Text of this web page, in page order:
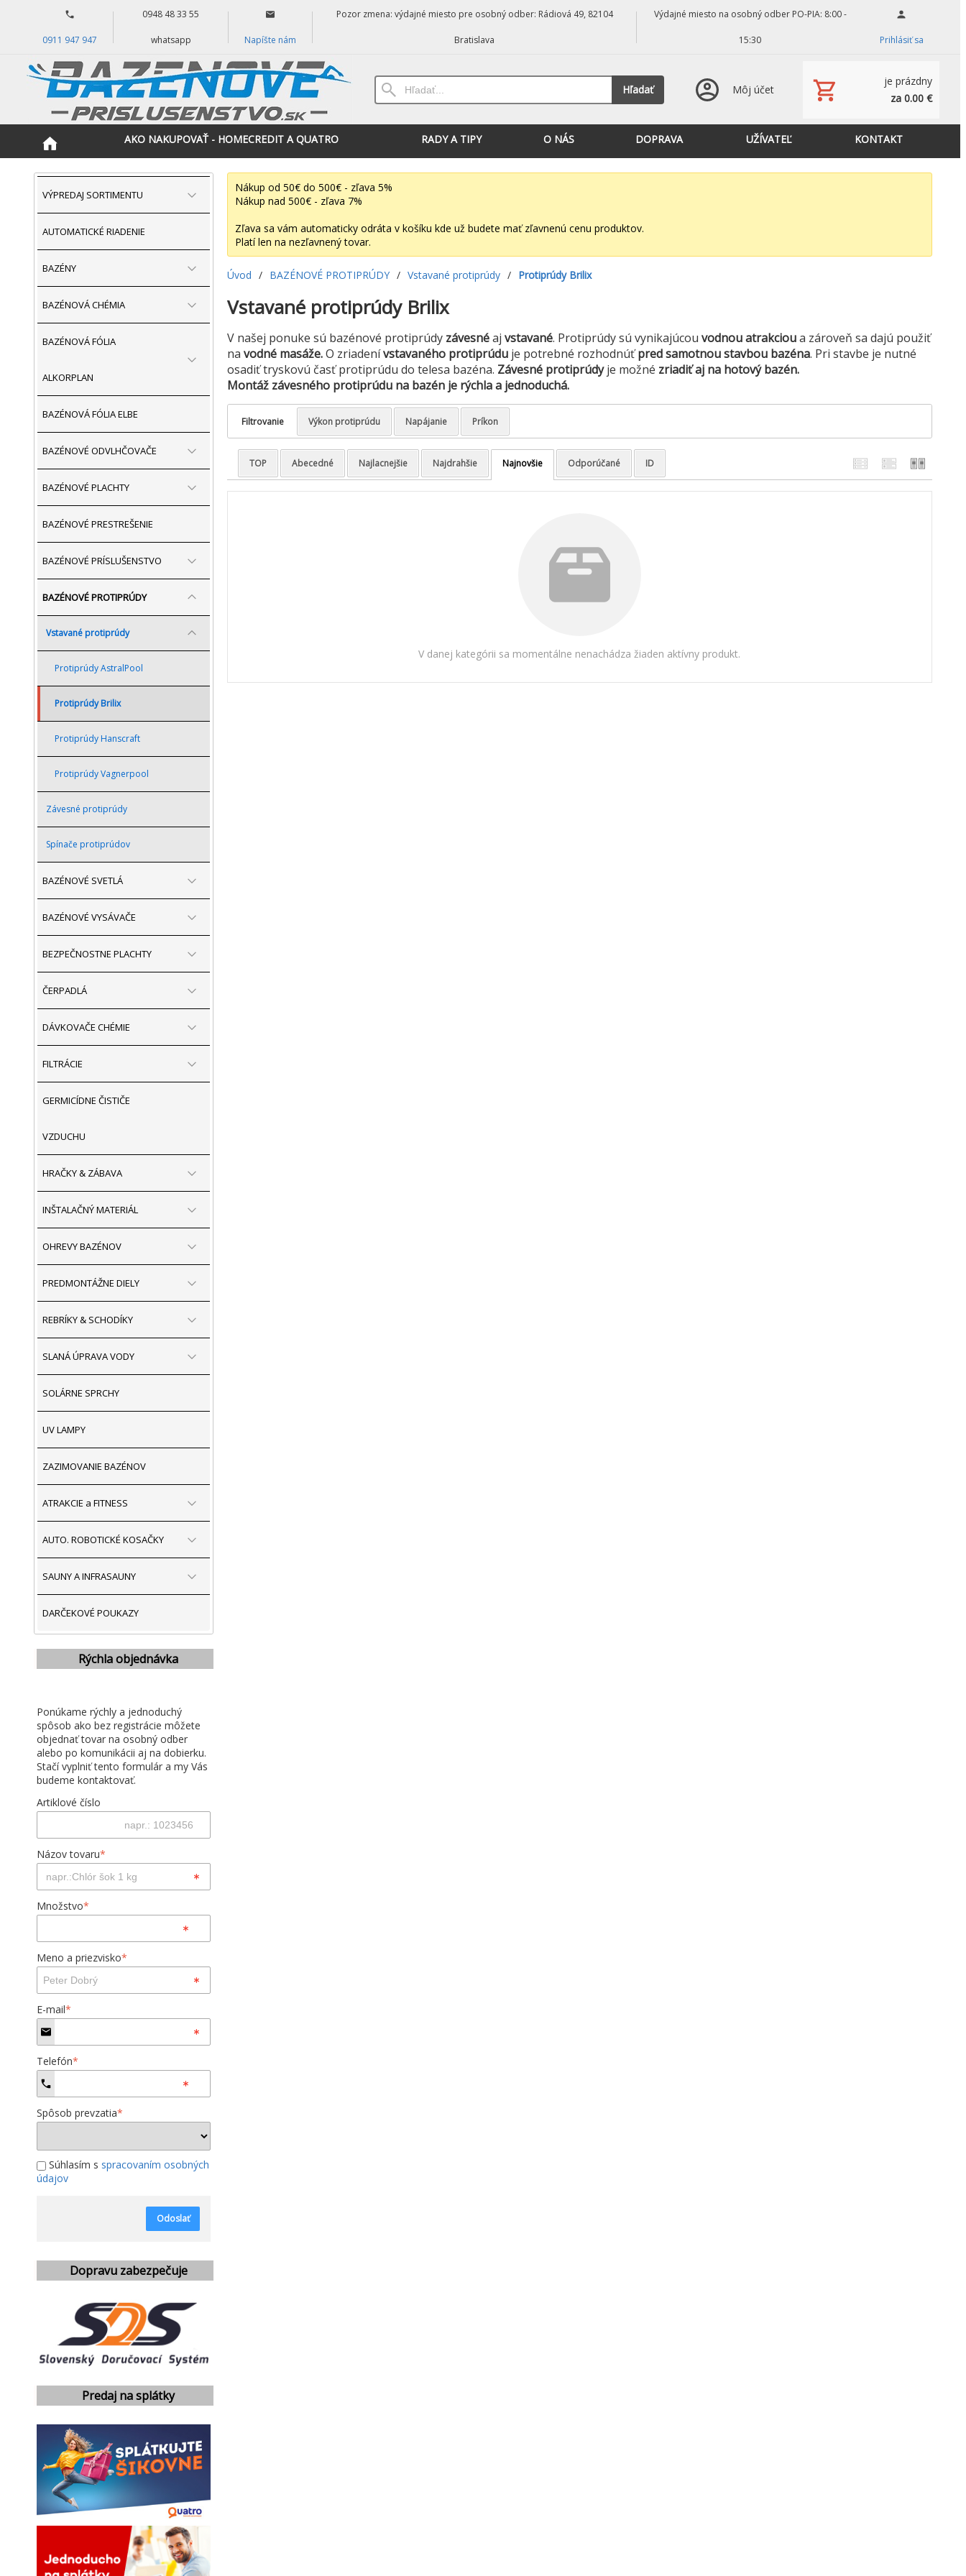
0911 947 947
0948 48 33 55
whatsapp Napíšte nám
Pozor zmena: výdajné miesto pre osobný odber: Rádiová 49, 82104
Bratislava
Výdajné miesto na osobný odber PO-PIA: 8:00 -
15:30 Prihlásiť sa
Hľadať Môj účet
je prázdny
za 0.00 €
AKO NAKUPOVAŤ - HOMECREDIT A QUATRO RADY A TIPY O NÁS DOPRAVA UŽÍVATEĽ KONTAKT
VÝPREDAJ SORTIMENTU
AUTOMATICKÉ RIADENIE
BAZÉNY
BAZÉNOVÁ CHÉMIA
BAZÉNOVÁ FÓLIA
ALKORPLAN
BAZÉNOVÁ FÓLIA ELBE
BAZÉNOVÉ ODVLHČOVAČE
BAZÉNOVÉ PLACHTY
BAZÉNOVÉ PRESTREŠENIE
BAZÉNOVÉ PRÍSLUŠENSTVO
BAZÉNOVÉ PROTIPRÚDY
Vstavané protiprúdy
Protiprúdy AstralPool
Protiprúdy Brilix
Protiprúdy Hanscraft
Protiprúdy Vagnerpool
Závesné protiprúdy
Spínače protiprúdov
BAZÉNOVÉ SVETLÁ
BAZÉNOVÉ VYSÁVAČE
BEZPEČNOSTNE PLACHTY
ČERPADLÁ
DÁVKOVAČE CHÉMIE
FILTRÁCIE
GERMICÍDNE ČISTIČE
VZDUCHU
HRAČKY & ZÁBAVA
INŠTALAČNÝ MATERIÁL
OHREVY BAZÉNOV
PREDMONTÁŽNE DIELY
REBRÍKY & SCHODÍKY
SLANÁ ÚPRAVA VODY
SOLÁRNE SPRCHY
UV LAMPY
ZAZIMOVANIE BAZÉNOV
ATRAKCIE a FITNESS
AUTO. ROBOTICKÉ KOSAČKY
SAUNY A INFRASAUNY
DARČEKOVÉ POUKAZY
Rýchla objednávka
Ponúkame rýchly a jednoduchý
spôsob ako bez registrácie môžete
objednať tovar na osobný odber
alebo po komunikácii aj na dobierku.
Stačí vyplniť tento formulár a my Vás
budeme kontaktovať.
Artiklové číslo
Názov tovaru*
Množstvo*
Meno a priezvisko*
E-mail*
Telefón*
Spôsob prevzatia*
Súhlasím s spracovaním osobných
údajov
Odoslať
Dopravu zabezpečuje
Predaj na splátky
Nákup od 50€ do 500€ - zľava 5%
Nákup nad 500€ - zľava 7%
Zľava sa vám automaticky odráta v košíku kde už budete mať zľavnenú cenu produktov.
Platí len na nezľavnený tovar.
Úvod / BAZÉNOVÉ PROTIPRÚDY / Vstavané protiprúdy / Protiprúdy Brilix
Vstavané protiprúdy Brilix
V našej ponuke sú bazénové protiprúdy závesnéaj vstavané. Protiprúdy sú vynikajúcou vodnou atrakcioua zároveň sa dajú použiť
na vodné masáže.O zriadenívstavaného protiprúduje potrebné rozhodnúťpred samotnou stavbou bazéna. Pri stavbe je nutné
osadiť tryskovú časť protiprúdu do telesa bazéna. Závesné protiprúdyje možné zriadiť aj na hotový bazén.
Montáž závesného protiprúdu na bazén je rýchla a jednoduchá.
Filtrovanie Výkon protiprúdu Napájanie Príkon
TOP Abecedné Najlacnejšie Najdrahšie Najnovšie Odporúčané ID
V danej kategórii sa momentálne nenachádza žiaden aktívny produkt.